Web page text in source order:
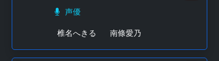
声優
椎名へきる
南條愛乃